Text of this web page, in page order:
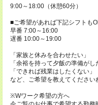
9:00～18:00（休憩60分）
■ご希望があれば下記シフトも
早番 7:00～16:00
遅番 10:00～19:00
「家族と休みを合わせたい」
「余裕を持って夕飯の準備がし
「できれば残業はしたくない」
など、ご希望を教えてください
※Wワーク希望の方へ